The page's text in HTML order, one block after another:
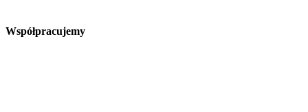
Współpracujemy